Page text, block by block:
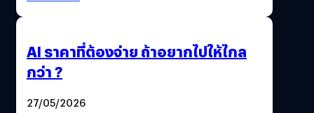
AI ราคาที่ต้องจ่าย ถ้าอยากไปให้ไกล
กว่า ?
27/05/2026